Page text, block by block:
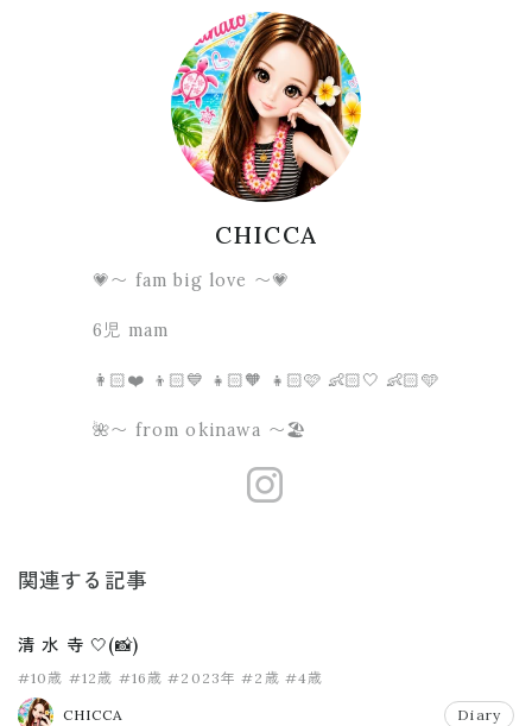
CHICCA
💗〜 fam big love 〜💗
6児 mam
👩🏻❤️ 👦🏻💙 👧🏻🧡 👧🏻🩷 👶🏻🤍 👶🏻🩵
🌺〜 from okinawa 〜🏖
関連する記事
清 水 寺 🤍(📸)
#10歳 #12歳 #16歳 #2023年 #2歳 #4歳
CHICCA Diary